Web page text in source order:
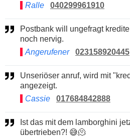
Ralle
040299961910
Postbank will ungefragt kredite anbieten, einfach nur
noch nervig.
Angerufener
023158920445
Unseriöser anruf, wird mit "kredite25" im anrufbildschirm
angezeigt.
Cassie
017684842888
übertrieben?! 😅🫠